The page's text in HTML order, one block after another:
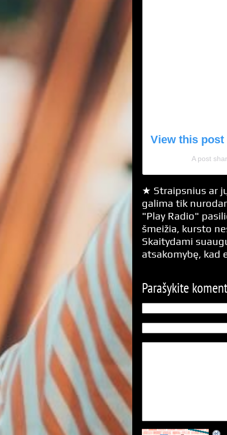
View this
A post
★ Straipsnius ar
galima tik
"Play Radio"
šmeižia, kursto
Skaitydami
atsakomybę, kad
Parašykite